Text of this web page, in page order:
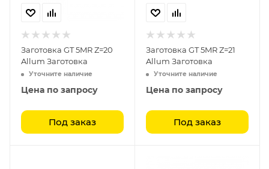
Заготовка GT 5MR Z=20
Allum Заготовка
Уточните наличие
Цена по запросу
Под заказ
Заготовка GT 5MR Z=21
Allum Заготовка
Уточните наличие
Цена по запросу
Под заказ